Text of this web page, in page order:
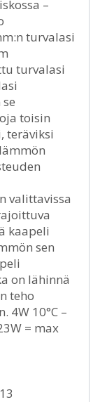
–
turvalasi
turvalasi
toisin
teräviksi
valittavissa
kaapeli
sen
on lähinnä
teho
4W 10°C –
= max